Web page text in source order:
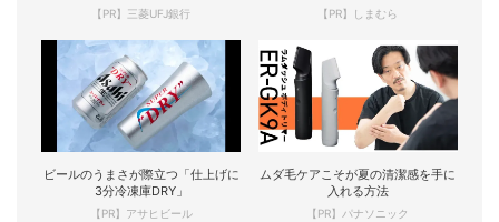
【PR】三菱UFJ銀行 【PR】しまむら
ビールのうまさが際立つ「仕上げに
3分冷凍庫DRY」
【PR】アサヒビール
ムダ毛ケアこそが夏の清潔感を手に
入れる方法
【PR】パナソニック